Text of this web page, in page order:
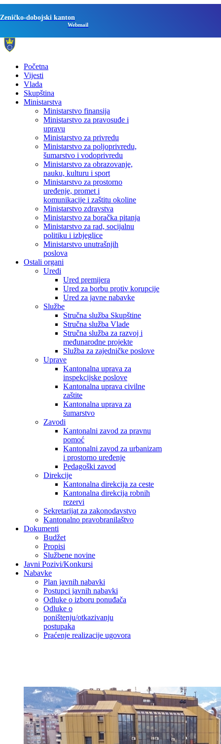
Zeničko-dobojski kanton
Webmail
Početna
Vijesti
Vlada
Skupština
Ministarstva
Ministarstvo finansija
Ministarstvo za pravosuđe i
upravu
Ministarstvo za privredu
Ministarstvo za poljoprivredu,
šumarstvo i vodoprivredu
Ministarstvo za obrazovanje,
nauku, kulturu i sport
Ministarstvo za prostorno
uređenje, promet i
komunikacije i zaštitu okoline
Ministarstvo zdravstva
Ministarstvo za boračka pitanja
Ministarstvo za rad, socijalnu
politiku i izbjeglice
Ministarstvo unutrašnjih
poslova
Ostali organi
Uredi
Ured premijera
Ured za borbu protiv korupcije
Ured za javne nabavke
Službe
Stručna služba Skupštine
Stručna služba Vlade
Stručna služba za razvoj i
međunarodne projekte
Služba za zajedničke poslove
Uprave
Kantonalna uprava za
inspekcijske poslove
Kantonalna uprava civilne
zaštite
Kantonalna uprava za
šumarstvo
Zavodi
Kantonalni zavod za pravnu
pomoć
Kantonalni zavod za urbanizam
i prostorno uređenje
Pedagoški zavod
Direkcije
Kantonalna direkcija za ceste
Kantonalna direkcija robnih
rezervi
Sekretarijat za zakonodavstvo
Kantonalno pravobranilaštvo
Dokumenti
Budžet
Propisi
Službene novine
Javni Pozivi/Konkursi
Nabavke
Plan javnih nabavki
Postupci javnih nabavki
Odluke o izboru ponuđača
Odluke o
poništenju/otkazivanju
postupaka
Praćenje realizacije ugovora